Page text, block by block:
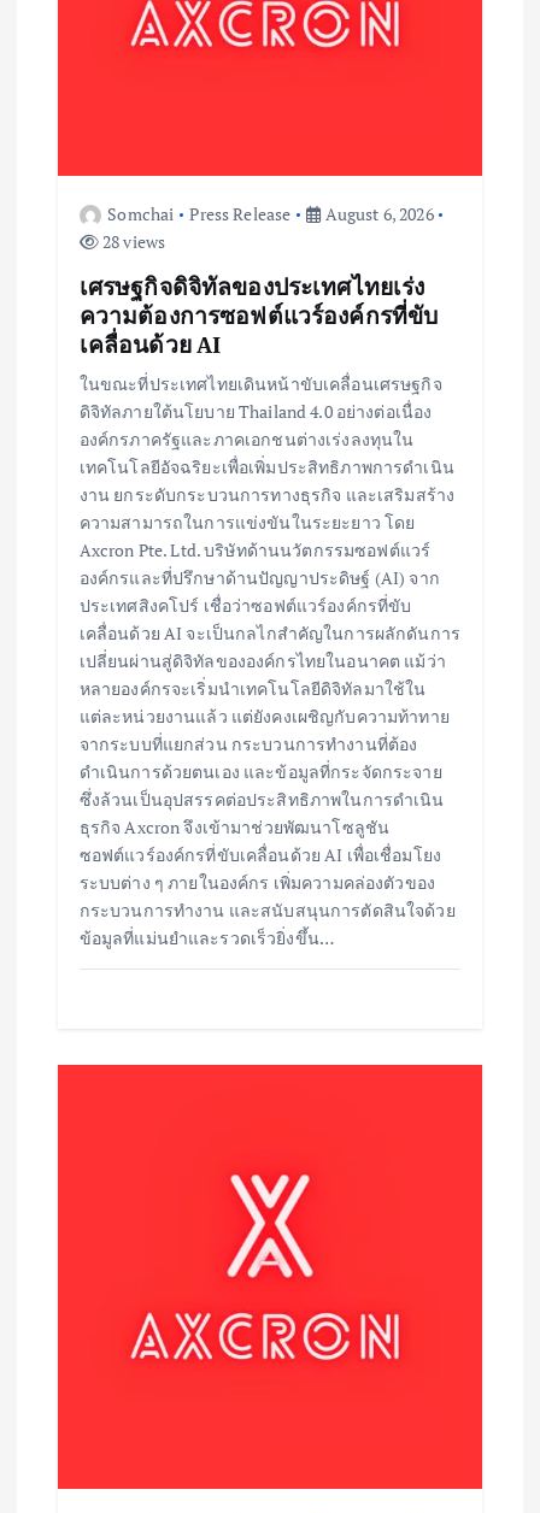
Somchai Press Release
August 6, 2026
28 views
เศรษฐกิจดิจิทัลของประเทศไทยเร่ง
ความต้องการซอฟต์แวร์องค์กรที่ขับ
เคลื่อนด้วย AI
ในขณะที่ประเทศไทยเดินหน้าขับเคลื่อนเศรษฐกิจ
ดิจิทัลภายใต้นโยบาย Thailand 4.0 อย่างต่อเนื่อง
องค์กรภาครัฐและภาคเอกชนต่างเร่งลงทุนใน
เทคโนโลยีอัจฉริยะเพื่อเพิ่มประสิทธิภาพการดำเนิน
งาน ยกระดับกระบวนการทางธุรกิจ และเสริมสร้าง
ความสามารถในการแข่งขันในระยะยาว โดย
Axcron Pte. Ltd. บริษัทด้านนวัตกรรมซอฟต์แวร์
องค์กรและที่ปรึกษาด้านปัญญาประดิษฐ์ (AI) จาก
ประเทศสิงคโปร์ เชื่อว่าซอฟต์แวร์องค์กรที่ขับ
เคลื่อนด้วย AI จะเป็นกลไกสำคัญในการผลักดันการ
เปลี่ยนผ่านสู่ดิจิทัลขององค์กรไทยในอนาคต แม้ว่า
หลายองค์กรจะเริ่มนำเทคโนโลยีดิจิทัลมาใช้ใน
แต่ละหน่วยงานแล้ว แต่ยังคงเผชิญกับความท้าทาย
จากระบบที่แยกส่วน กระบวนการทำงานที่ต้อง
ดำเนินการด้วยตนเอง และข้อมูลที่กระจัดกระจาย
ซึ่งล้วนเป็นอุปสรรคต่อประสิทธิภาพในการดำเนิน
ธุรกิจ Axcron จึงเข้ามาช่วยพัฒนาโซลูชัน
ซอฟต์แวร์องค์กรที่ขับเคลื่อนด้วย AI เพื่อเชื่อมโยง
ระบบต่าง ๆ ภายในองค์กร เพิ่มความคล่องตัวของ
กระบวนการทำงาน และสนับสนุนการตัดสินใจด้วย
ข้อมูลที่แม่นยำและรวดเร็วยิ่งขึ้น…